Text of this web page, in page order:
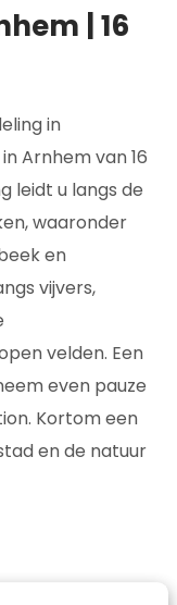
| 16
in
in Arnhem van 16
leidt u langs de
waaronder
en
vijvers,
velden. Een
even pauze
Kortom een
en de natuur